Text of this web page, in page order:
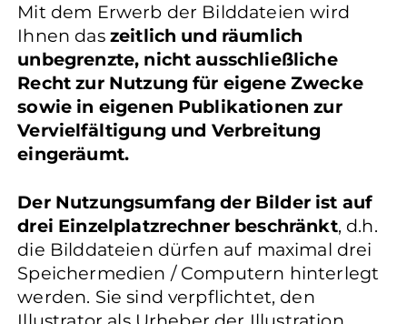
Mit dem Erwerb der Bilddateien wird
Ihnen das zeitlich und räumlich
unbegrenzte, nicht ausschließliche
Recht zur Nutzung für eigene Zwecke
sowie in eigenen Publikationen zur
Vervielfältigung und Verbreitung
eingeräumt.
Der Nutzungsumfang der Bilder ist auf
drei Einzelplatzrechner beschränkt, d.h.
die Bilddateien dürfen auf maximal drei
Speichermedien / Computern hinterlegt
werden. Sie sind verpflichtet, den